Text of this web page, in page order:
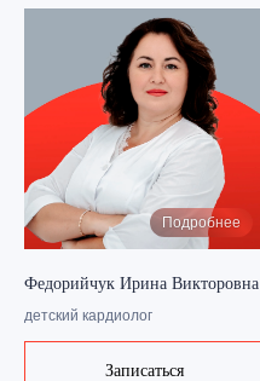
Подробнее
Федорийчук Ирина Викторовна
детский кардиолог
Записаться